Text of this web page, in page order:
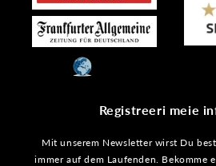
Registreeri meie
Mit unserem Newsletter wirst Du
immer auf dem Laufenden. Bekomme